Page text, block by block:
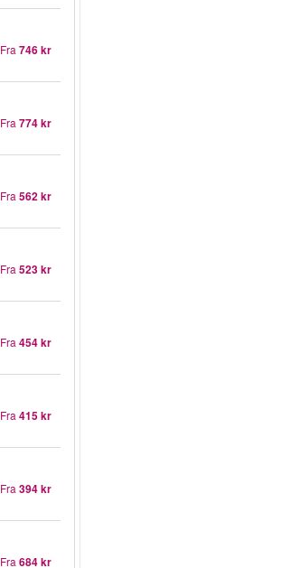
Fra 746 kr
Fra 774 kr
Fra 562 kr
Fra 523 kr
Fra 454 kr
Fra 415 kr
Fra 394 kr
Fra 684 kr